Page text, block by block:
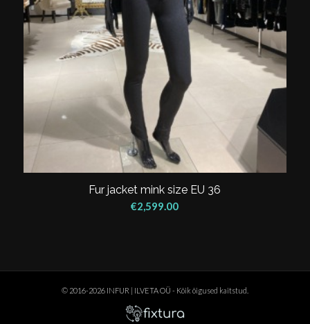
Fur jacket mink size EU 36
€2,599.00
© 2016-2026 INFUR | ILVETA OÜ - Kõik õigused kaitstud.